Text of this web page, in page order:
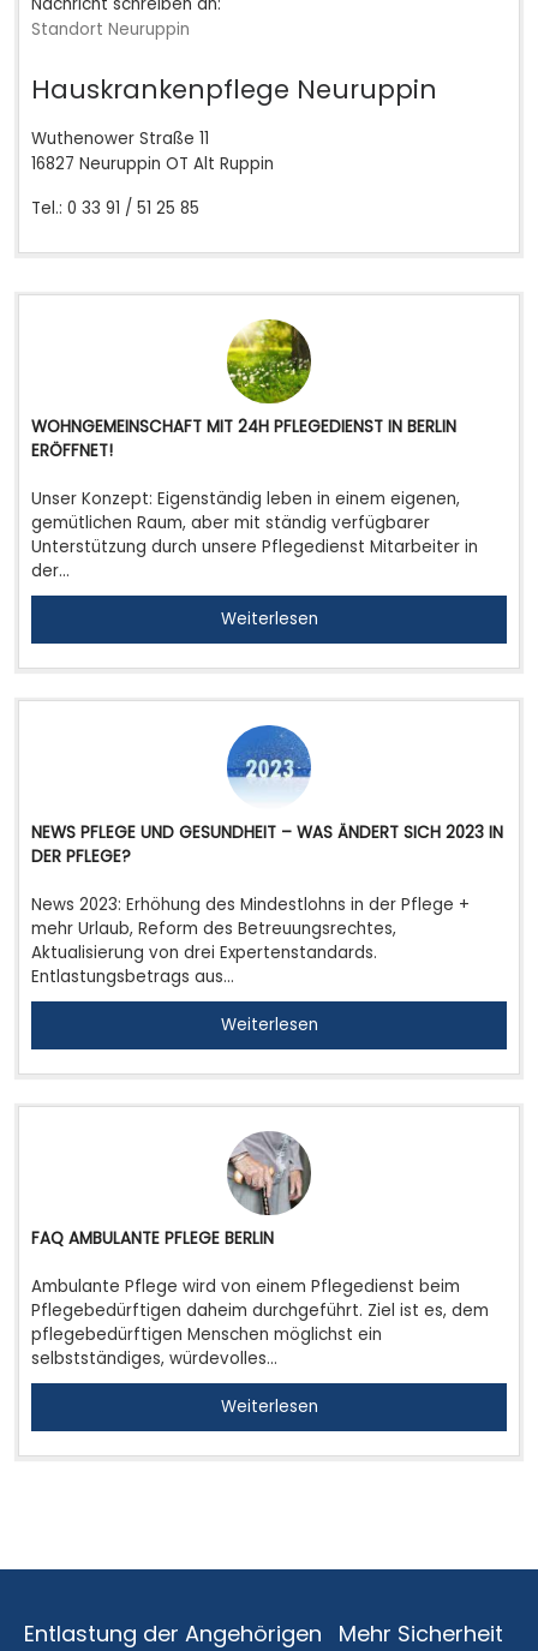
Standort Neuruppin
Hauskrankenpflege Neuruppin
Wuthenower Straße 11
16827 Neuruppin OT Alt Ruppin
Tel.: 0 33 91 / 51 25 85
WOHNGEMEINSCHAFT MIT 24H PFLEGEDIENST IN BERLIN
ERÖFFNET!
Unser Konzept: Eigenständig leben in einem eigenen,
gemütlichen Raum, aber mit ständig verfügbarer
Unterstützung durch unsere Pflegedienst Mitarbeiter in
der…
Weiterlesen
NEWS PFLEGE UND GESUNDHEIT – WAS ÄNDERT SICH 2023 IN
DER PFLEGE?
News 2023: Erhöhung des Mindestlohns in der Pflege +
mehr Urlaub, Reform des Betreuungsrechtes,
Aktualisierung von drei Expertenstandards.
Entlastungsbetrags aus…
Weiterlesen
FAQ AMBULANTE PFLEGE BERLIN
Ambulante Pflege wird von einem Pflegedienst beim
Pflegebedürftigen daheim durchgeführt. Ziel ist es, dem
pflegebedürftigen Menschen möglichst ein
selbstständiges, würdevolles…
Weiterlesen
Entlastung der Angehörigen
Mehr Sicherheit